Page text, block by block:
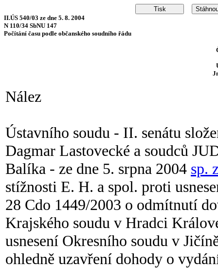
II.ÚS 540/03 ze dne 5. 8. 2004
N 110/34 SbNU 147
Počítání času podle občanského soudního řádu
Nález
Ústavního soudu - II. senátu
Dagmar Lastovecké a soudců
Balíka - ze dne 5. srpna 2004 sp.
stížnosti E. H. a spol. proti
28 Cdo 1449/2003 o odmítnutí
Krajského soudu v Hradci
usnesení Okresního soudu v
ohledně uzavření dohody o